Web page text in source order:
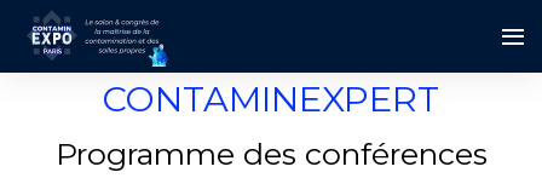
CONTAMINEXPERT
Programme des conférences